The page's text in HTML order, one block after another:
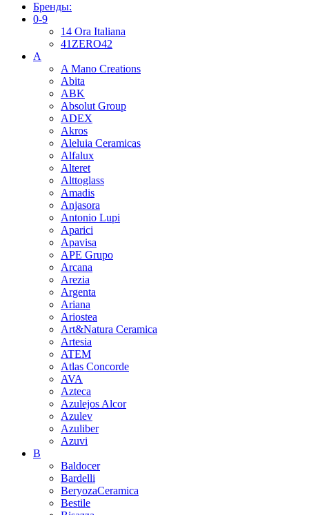
Бренды:
0-9
14 Ora Italiana
41ZERO42
A
A Mano Creations
Abita
ABK
Absolut Group
ADEX
Akros
Aleluia Ceramicas
Alfalux
Alteret
Alttoglass
Amadis
Anjasora
Antonio Lupi
Aparici
Apavisa
APE Grupo
Arcana
Arezia
Argenta
Ariana
Ariostea
Art&Natura Ceramica
Artesia
ATEM
Atlas Concorde
AVA
Azteca
Azulejos Alcor
Azulev
Azuliber
Azuvi
B
Baldocer
Bardelli
BeryozaCeramica
Bestile